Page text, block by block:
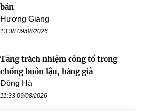
bản
Hương Giang
13:38 09/08/2026
Tăng trách nhiệm công tố trong
chống buôn lậu, hàng giả
Đông Hà
11:33 09/08/2026